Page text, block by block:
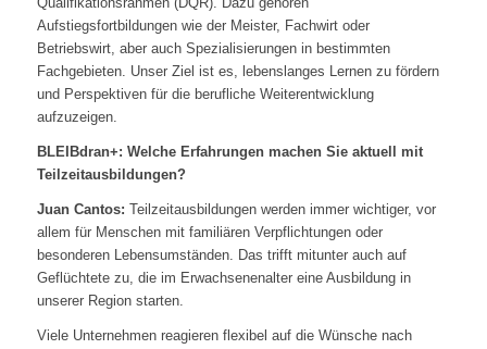
Aufstiegsfortbildungen wie der Meister, Fachwirt oder
Betriebswirt, aber auch Spezialisierungen in bestimmten
Fachgebieten. Unser Ziel ist es, lebenslanges Lernen zu fördern
und Perspektiven für die berufliche Weiterentwicklung
aufzuzeigen.
BLEIBdran+: Welche Erfahrungen machen Sie aktuell mit
Teilzeitausbildungen?
Juan Cantos: Teilzeitausbildungen werden immer wichtiger, vor
allem für Menschen mit familiären Verpflichtungen oder
besonderen Lebensumständen. Das trifft mitunter auch auf
Geflüchtete zu, die im Erwachsenenalter eine Ausbildung in
unserer Region starten.
Viele Unternehmen reagieren flexibel auf die Wünsche nach